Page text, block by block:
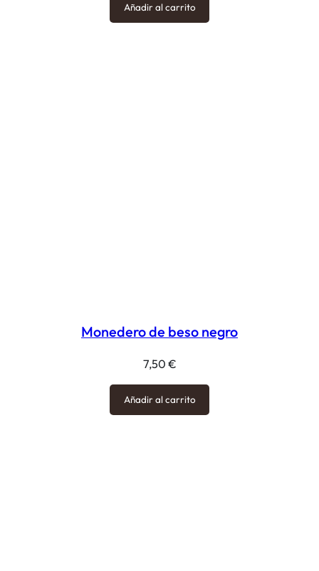
Añadir al carrito
Monedero de beso negro
7,50 €
Añadir al carrito